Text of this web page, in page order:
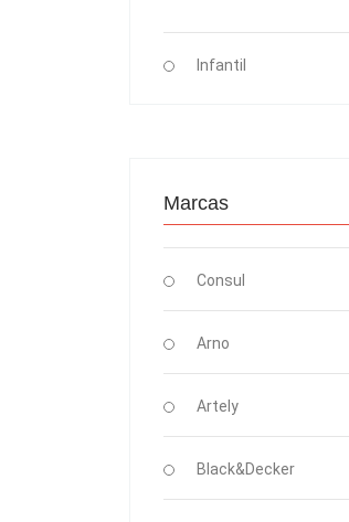
Infantil
Marcas
Consul
Arno
Artely
Black&Decker